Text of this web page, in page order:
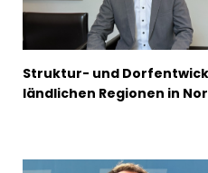
Struktur- und
ländlichen Regionen in